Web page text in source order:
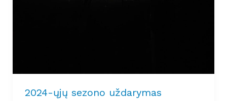
2024-ųjų sezono uždarymas